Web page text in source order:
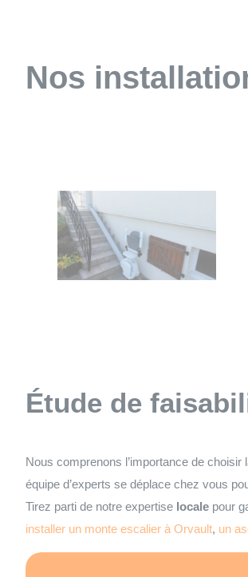
Nos
Étude de
Nous comprenons l’importance de choisir
équipe d’experts se déplace chez vous
Tirez parti de notre expertise locale pour
installer un monte escalier à Orvault, un